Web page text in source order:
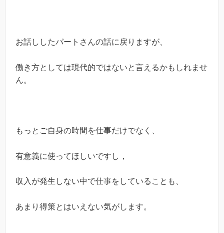
お話ししたパートさんの話に戻りますが、
働き方としては現代的ではないと言えるかもしれませ
ん。
もっとご自身の時間を仕事だけでなく、
有意義に使ってほしいですし，
収入が発生しない中で仕事をしていることも、
あまり得策とはいえない気がします。